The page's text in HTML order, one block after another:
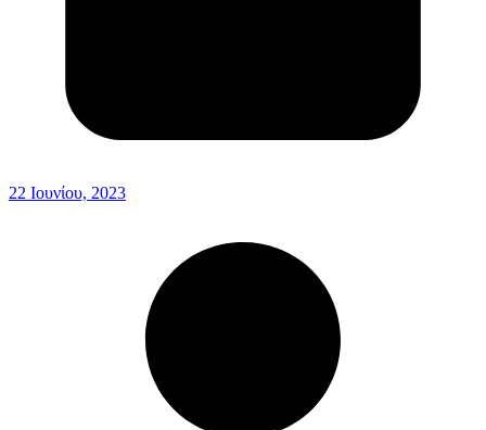
22 Ιουνίου, 2023